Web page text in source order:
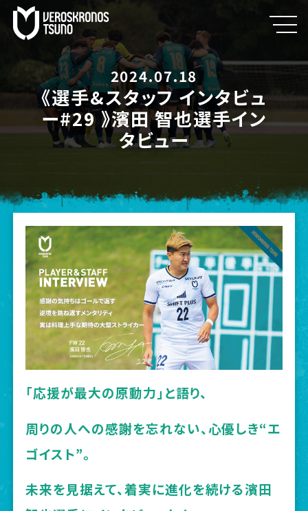
2024.07.18
《選手&スタッフ インタビュ
ー#29 》濱田 智也選手イン
タビュー
「応援が最大の原動力」と語り、
周りの人への感謝を忘れない、心優しき“エ
ゴイスト”。
未来を見据えて、着実に進化を続ける濱田